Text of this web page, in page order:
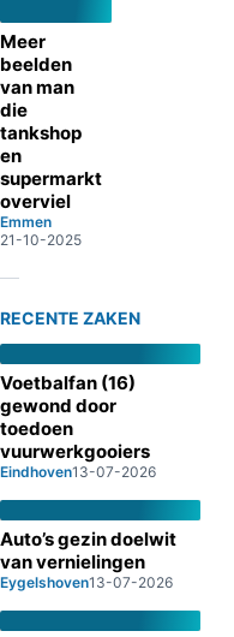
Meer
beelden
van man
die
tankshop
en
supermarkt
overviel
Emmen
21-10-2025
RECENTE ZAKEN
Voetbalfan (16)
gewond door
toedoen
vuurwerkgooiers
Eindhoven13-07-2026
Auto’s gezin doelwit
van vernielingen
Eygelshoven13-07-2026